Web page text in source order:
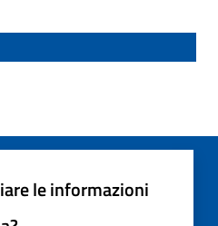
le informazioni